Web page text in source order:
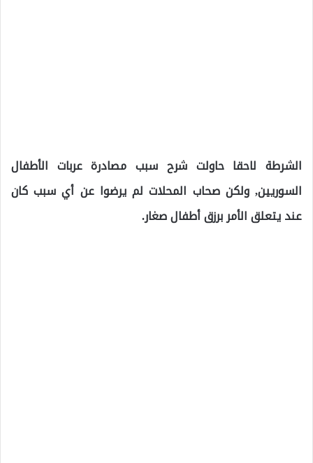
الشرطة لاحقا حاولت شرح سبب مصادرة عربات الأطفال
السوريين, ولكن صحاب المحلات لم يرضوا عن أي سبب كان
عند يتعلق الأمر برزق أطفال صغار.